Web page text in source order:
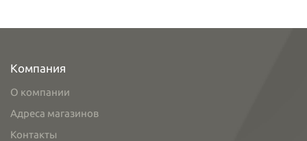
Компания
О компании
Адреса магазинов
Контакты